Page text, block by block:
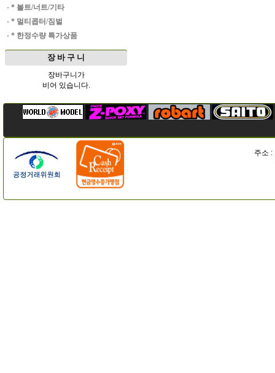
· * 볼트/너트/기타
· * 멀티콥터/짐벌
· * 한정수량 특가상품
장 바 구 니
장바구니가
비어 있습니다.
주소